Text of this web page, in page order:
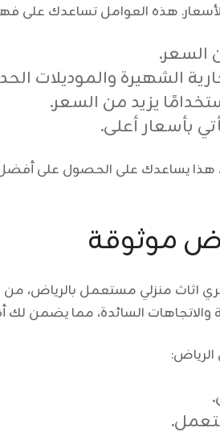
هذه العوامل تساعدك على
السعر.
الشهيرة والموديلات
يزيد من السعر.
بأسعار أعلى.
يساعدك على الحصول على أفضل
موثوقة
اثاث منزلي مستعمل بالرياض، من
والاتجاهات السائدة، مما يضمن